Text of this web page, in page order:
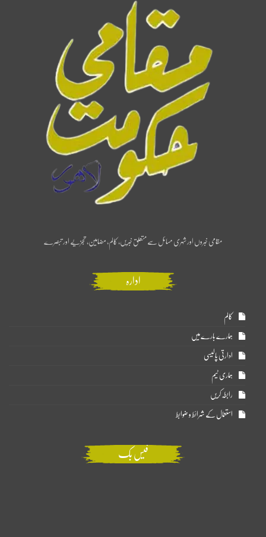
مقامی خبروں اور شہری مسائل سے متعلق خبریں، کالم، مضامین، تجزیے اور تبصرے
ادارہ
کالم
ہمارے بارے میں
ادارتی پالیسی
ہماری ٹیم
رابطہ کریں
استعمال کے شرائط و ضوابط
فیس بک